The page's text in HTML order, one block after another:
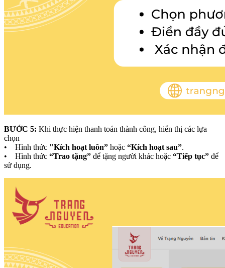
BƯỚC 5: Khi thực hiện thanh toán thành công, hiển thị các lựa
chọn
• Hình thức "Kích hoạt luôn” hoặc “Kích hoạt sau”.
• Hình thức “Trao tặng” để tặng người khác hoặc “Tiếp tục” để
sử dụng.